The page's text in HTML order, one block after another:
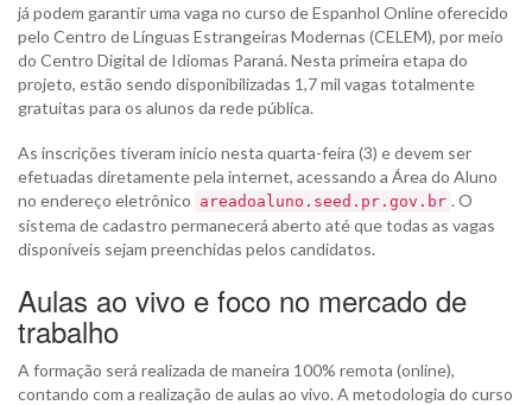
já podem garantir uma vaga no curso de Espanhol Online oferecido
pelo Centro de Línguas Estrangeiras Modernas (CELEM), por meio
do Centro Digital de Idiomas Paraná. Nesta primeira etapa do
projeto, estão sendo disponibilizadas 1,7 mil vagas totalmente
gratuitas para os alunos da rede pública.
As inscrições tiveram início nesta quarta-feira (3) e devem ser
efetuadas diretamente pela internet, acessando a Área do Aluno
no endereço eletrônico areadoaluno.seed.pr.gov.br . O
sistema de cadastro permanecerá aberto até que todas as vagas
disponíveis sejam preenchidas pelos candidatos.
Aulas ao vivo e foco no mercado de
trabalho
A formação será realizada de maneira 100% remota (online),
contando com a realização de aulas ao vivo. A metodologia do curso